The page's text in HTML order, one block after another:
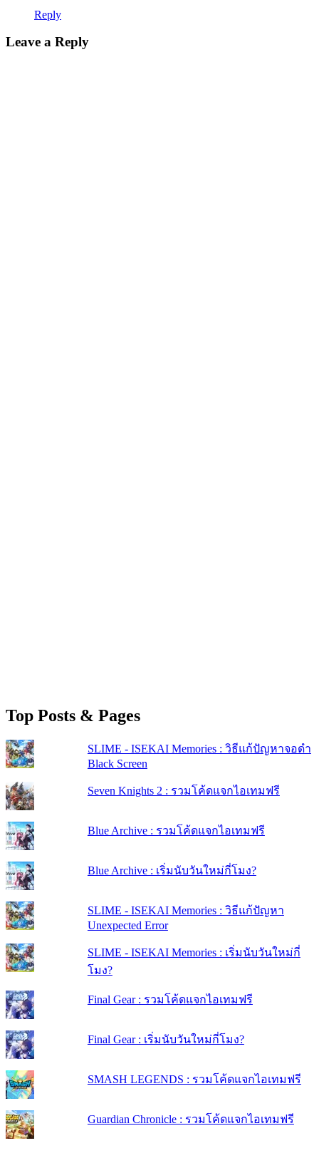
Reply
Leave a Reply
Top Posts & Pages
SLIME - ISEKAI Memories : วิธีแก้ปัญหาจอดำ
Black Screen
Seven Knights 2 : รวมโค้ดแจกไอเทมฟรี
Blue Archive : รวมโค้ดแจกไอเทมฟรี
Blue Archive : เริ่มนับวันใหม่กี่โมง?
SLIME - ISEKAI Memories : วิธีแก้ปัญหา
Unexpected Error
SLIME - ISEKAI Memories : เริ่มนับวันใหม่กี่
โมง?
Final Gear : รวมโค้ดแจกไอเทมฟรี
Final Gear : เริ่มนับวันใหม่กี่โมง?
SMASH LEGENDS : รวมโค้ดแจกไอเทมฟรี
Guardian Chronicle : รวมโค้ดแจกไอเทมฟรี